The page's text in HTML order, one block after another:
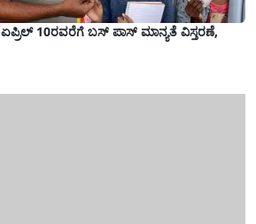
10ರವರೆಗೆ ಬಸ್ ಪಾಸ್ ಮಾನ್ಯತೆ ವಿಸ್ತರಣೆ,